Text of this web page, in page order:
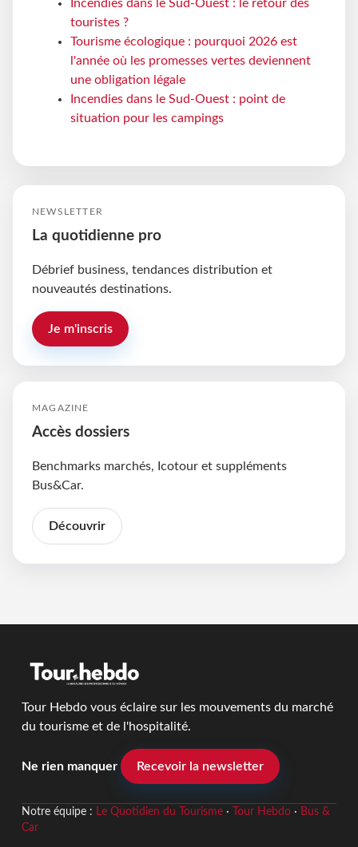
Incendies dans le Sud-Ouest : le retour des
touristes ?
Tourisme écologique : pourquoi 2026 est
l'année où les promesses vertes deviennent
une obligation légale
Incendies dans le Sud-Ouest : point de
situation pour les campings
NEWSLETTER
La quotidienne pro
Débrief business, tendances distribution et
nouveautés destinations.
Je m'inscris
MAGAZINE
Accès dossiers
Benchmarks marchés, Icotour et suppléments
Bus&Car.
Découvrir
Tour Hebdo vous éclaire sur les mouvements du marché
du tourisme et de l'hospitalité.
Ne rien manquer Recevoir la newsletter
Notre équipe : Le Quotidien du Tourisme· Tour Hebdo· Bus &
Car